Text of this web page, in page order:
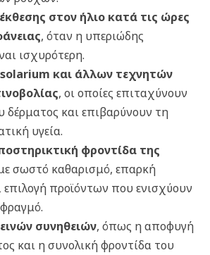
στον ήλιο κατά τις ώρες
, όταν η υπεριώδης
ισχυρότερη.
και άλλων τεχνητών
, οι οποίες επιταχύνουν
δέρματος και επιβαρύνουν τη
υγεία.
φροντίδα της
σωστό καθαρισμό, επαρκή
προϊόντων που ενισχύουν
συνηθειών, όπως η αποφυγή
και η συνολική φροντίδα του